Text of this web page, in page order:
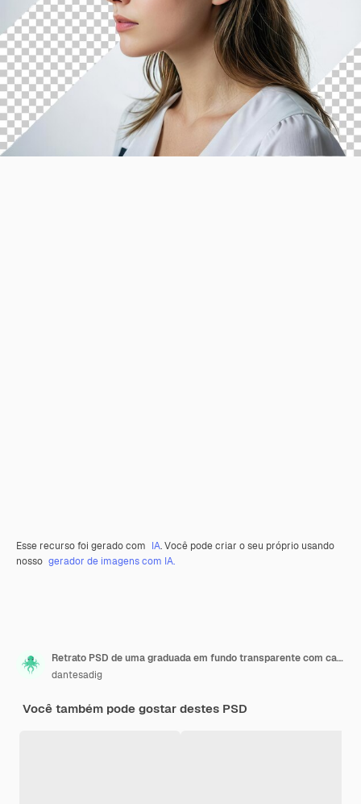
Esse recurso foi gerado com IA. Você pode criar o seu próprio usando
nosso gerador de imagens com IA.
Retrato PSD de uma graduada em fundo transparente com camada de máscara editável
dantesadig
Você também pode gostar destes PSD